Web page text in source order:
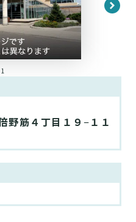
野筋４丁目１９−１１